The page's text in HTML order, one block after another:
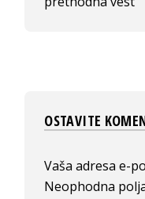
OSTAVITE
Vaša adresa e-
Neophodna